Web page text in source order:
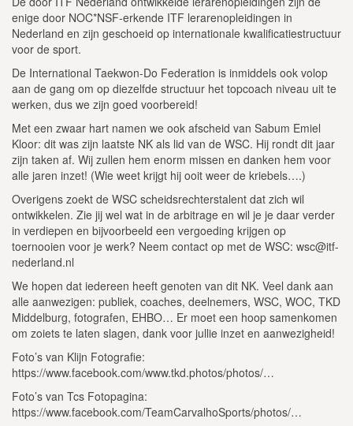
enige door NOC*NSF-erkende ITF lerarenopleidingen in
Nederland en zijn geschoeid op internationale kwalificatiestructuur
voor de sport.
De International Taekwon-Do Federation is inmiddels ook volop
aan de gang om op diezelfde structuur het topcoach niveau uit te
werken, dus we zijn goed voorbereid!
Met een zwaar hart namen we ook afscheid van Sabum Emiel
Kloor: dit was zijn laatste NK als lid van de WSC. Hij rondt dit jaar
zijn taken af. Wij zullen hem enorm missen en danken hem voor
alle jaren inzet! (Wie weet krijgt hij ooit weer de kriebels….)
Overigens zoekt de WSC scheidsrechterstalent dat zich wil
ontwikkelen. Zie jij wel wat in de arbitrage en wil je je daar verder
in verdiepen en bijvoorbeeld een vergoeding krijgen op
toernooien voor je werk? Neem contact op met de WSC: wsc@itf-
nederland.nl
We hopen dat iedereen heeft genoten van dit NK. Veel dank aan
alle aanwezigen: publiek, coaches, deelnemers, WSC, WOC, TKD
Middelburg, fotografen, EHBO… Er moet een hoop samenkomen
om zoiets te laten slagen, dank voor jullie inzet en aanwezigheid!
Foto’s van Klijn Fotografie:
https://www.facebook.com/www.tkd.photos/photos/…
Foto’s van Tcs Fotopagina:
https://www.facebook.com/TeamCarvalhoSports/photos/…